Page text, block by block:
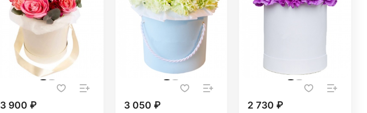
3 900 ₽ 3 050 ₽ 2 730 ₽